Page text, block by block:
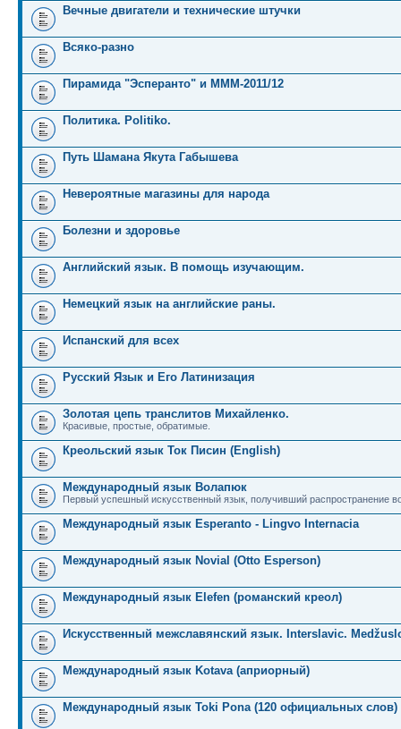
Вечные двигатели и технические штучки
Всяко-разно
Пирамида "Эсперанто" и MMM-2011/12
Политика. Politiko.
Путь Шамана Якута Габышева
Невероятные магазины для народа
Болезни и здоровье
Английский язык. В помощь изучающим.
Немецкий язык на английские раны.
Испанский для всех
Русский Язык и Его Латинизация
Золотая цепь транслитов Михайленко.
Красивые, простые, обратимые.
Креольский язык Ток Писин (English)
Международный язык Волапюк
Первый успешный искусственный язык, получивший распространение
Международный язык Esperanto - Lingvo Internacia
Международный язык Novial (Otto Esperson)
Международный язык Elefen (романский креол)
Искусственный межславянский язык. Interslavic.
Международный язык Kotava (априорный)
Международный язык Toki Pona (120 официальных слов)